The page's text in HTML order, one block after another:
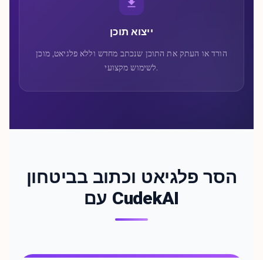
ייצוא תוכן
הורד או העתק את התוכן שנכתב מחדש וללא פלגיאט, מוכן
לשימוש מקצועי.
הסר פלגיאט וכתוב בביטחון
עם CudekAI